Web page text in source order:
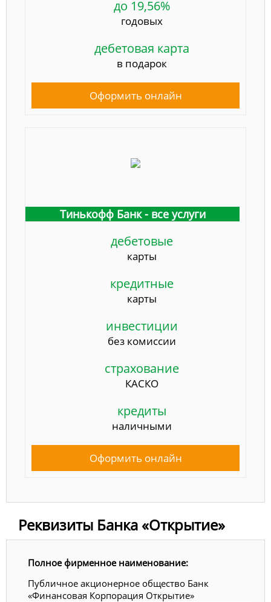
до 19,56%
годовых
дебетовая карта
в подарок
Оформить онлайн
Тинькофф Банк - все услуги
дебетовые
карты
кредитные
карты
инвестиции
без комиссии
страхование
КАСКО
кредиты
наличными
Оформить онлайн
Реквизиты Банка «Открытие»
Полное фирменное наименование:
Публичное акционерное общество Банк
«Финансовая Корпорация Открытие»